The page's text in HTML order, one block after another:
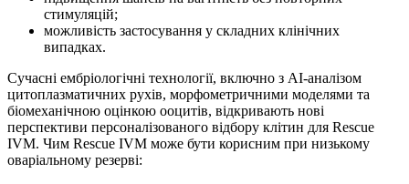
стимуляцій;
можливість застосування у складних клінічних
випадках.
Сучасні ембріологічні технології, включно з AI-аналізом
цитоплазматичних рухів, морфометричними моделями та
біомеханічною оцінкою ооцитів, відкривають нові
перспективи персоналізованого відбору клітин для Rescue
IVM. Чим Rescue IVM може бути корисним при низькому
оваріальному резерві: